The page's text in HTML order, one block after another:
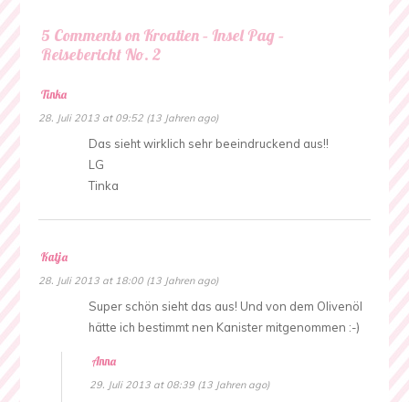
5 Comments on Kroatien – Insel Pag –
Reisebericht No. 2
Tinka
28. Juli 2013 at 09:52 (13 Jahren ago)
Das sieht wirklich sehr beeindruckend aus!!
LG
Tinka
Katja
28. Juli 2013 at 18:00 (13 Jahren ago)
Super schön sieht das aus! Und von dem Olivenöl
hätte ich bestimmt nen Kanister mitgenommen :-)
Anna
29. Juli 2013 at 08:39 (13 Jahren ago)